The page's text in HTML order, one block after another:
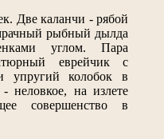
Две каланчи - рябой
рыбный дылда
углом. Пара
еврейчик с
упругий колобок в
на излете
совершенство в